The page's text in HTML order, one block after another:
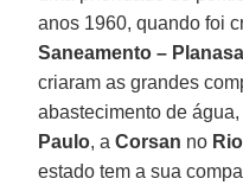
anos 1960, quando foi
Saneamento – Planasa
criaram as grandes
abastecimento de
Paulo, aCorsan no
estado tem a sua